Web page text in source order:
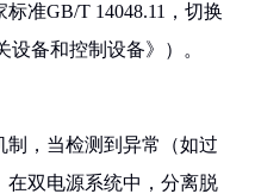
准GB/T 14048.11，切换
设备和控制设备》）。
，当检测到异常（如过
在双电源系统中，分离脱